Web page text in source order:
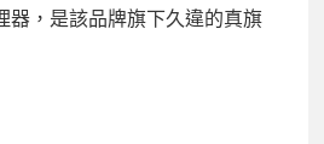
器，是該品牌旗下久違的真旗